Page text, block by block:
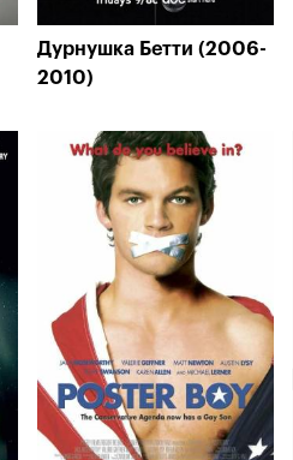
Дурнушка Бетти (2006-
2010)